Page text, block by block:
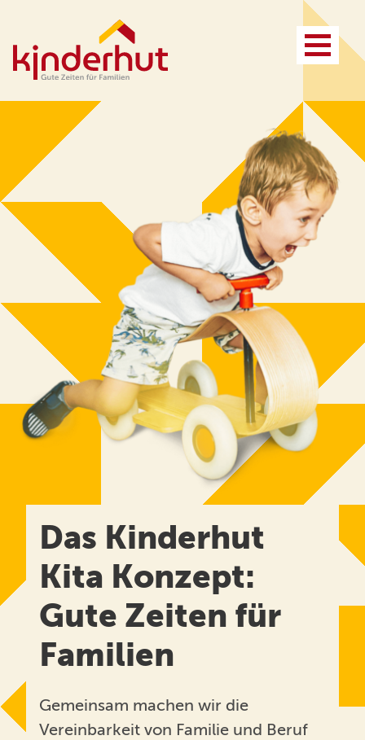
Leistungsfelder
Zusammenarbeit
Projektbeispiel
Kosten und Finanzierung
Ansprechpartner*innen
Anspruch
Kita Konzept
Leistungen
FAQ
Kinderhut von A bis Z Ansprechpartner*innen
FAQ
Standorte
Familyteam
Bildungsräume
Ferienprogramm
Karriere
Kontakt
Das Kinderhut
Kita Konzept:
Gute Zeiten für
Familien
Gemeinsam machen wir die
Vereinbarkeit von Familie und Beruf